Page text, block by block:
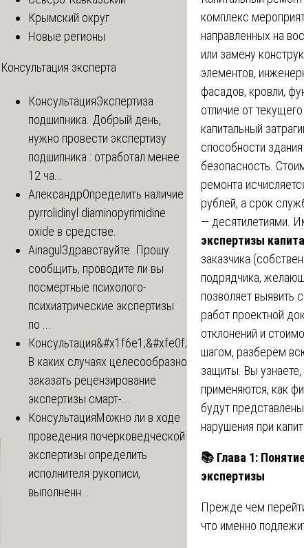
комплекс
направленных на
или замену
элементов,
фасадов, кровли,
отличие от
капитальный
способности здания
безопасность.
ремонта
рублей, а срок
— десятилетиями.
экспертизы
заказчика
подрядчика,
позволяет выявить
работ проектной
отклонений и
шагом, разберём
защиты. Вы
применяются, как
будут
нарушения при
📚 Глава 1:
экспертизы
Прежде чем
что именно
Крымский округ
Новые регионы
Консультация эксперта
КонсультацияЭкспертиза
подшипника. Добрый день,
нужно провести экспертизу
подшипника : отработал менее
12 ча...
АлександрОпределить наличие
pyrrolidinyl diaminopyrimidine
oxide в средстве.
Ainagul Здравствуйте. Прошу
сообщить, проводите ли вы
посмертные психолого-
психиатрические экспертизы
по ...
Консультация&#x1f6e1;&#xfe0f;
В каких случаях целесообразно
заказать рецензирование
экспертизы смарт-...
КонсультацияМожно ли в ходе
проведения почерковедческой
экспертизы определить
исполнителя рукописи,
выполненн...